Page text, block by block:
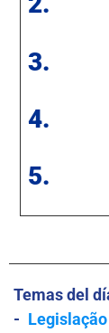
3.
4.
5.
Temas del
-